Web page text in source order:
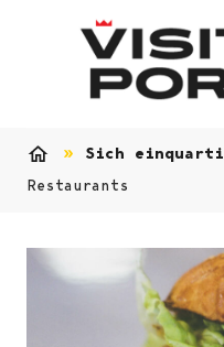
Sich
Restaurants